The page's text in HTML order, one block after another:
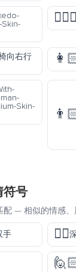
🏋🏻‍♀️
向右行
Skin-
符号
— 相似的情感、
手 ✋🏿